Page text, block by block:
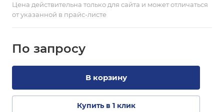
Цена действительна только для сайта и может отличаться
от указанной в прайс-листе
По запросу
В корзину
Купить в 1 клик